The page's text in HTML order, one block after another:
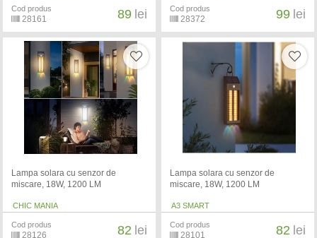
Cod produs
28161 89 lei Cod produs
28372 99 lei
Lampa solara cu senzor de
miscare, 18W, 1200 LM
CHIC MANIA
Cod produs
28126 82 lei
Lampa solara cu senzor de
miscare, 18W, 1200 LM
A3 SMART
Cod produs
28101 82 lei